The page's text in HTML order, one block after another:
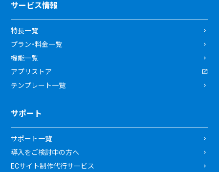
サービス情報
特長一覧
プラン・料金一覧
機能一覧
アプリストア
テンプレート一覧
サポート
サポート一覧
導入をご検討中の方へ
ECサイト制作代行サービス